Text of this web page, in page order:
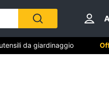
da giardinaggio